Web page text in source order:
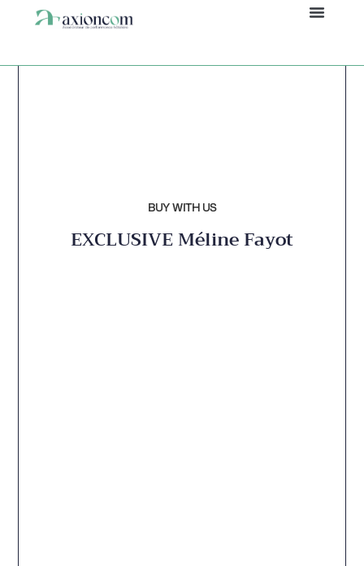
Panneau de gestion des cookies
BUY WITH US
EXCLUSIVEMéline Fayot